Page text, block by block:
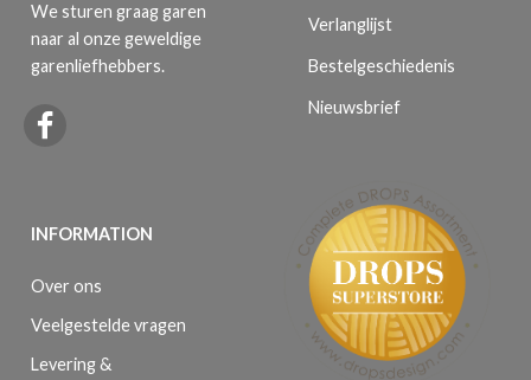
We sturen graag garen
naar al onze geweldige
garenliefhebbers.
INFORMATION
Over ons
Veelgestelde vragen
Levering &
Verlanglijst
Bestelgeschiedenis
Nieuwsbrief